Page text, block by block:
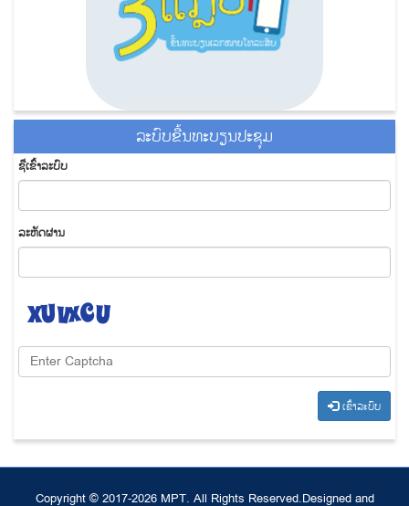
ລະ​ບົບ​ຂື້ນ​ທະ​ບຽນ​ປະ​ຊຸມ
ຊື່​ເຂົ້າ​ລະ​ບົບ
​ລະ​ຫັດ​ຜ່ານ
​ເຂົ້າ​ລະ​ບົບ
Copyright © 2017-2026 MPT. All Rights Reserved.Designed and